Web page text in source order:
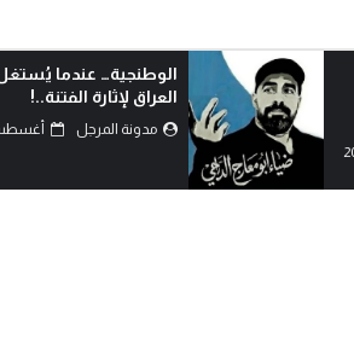
مسيرة الأربعين
الانانية وافشال
الشيطانية..!